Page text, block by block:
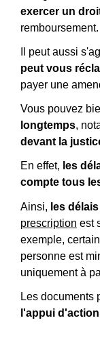
exercer un
remboursement.
Il peut aussi
peut vous
payer une
Vous pouvez
longtemps,
devant la
En effet, les
compte tous
Ainsi, les
prescription est
exemple,
personne est
uniquement à
Les documents
l'appui